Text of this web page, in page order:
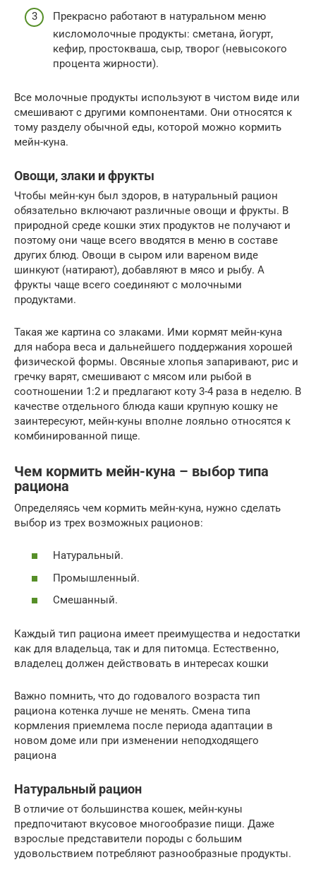
Прекрасно работают в натуральном меню
кисломолочные продукты: сметана, йогурт,
кефир, простокваша, сыр, творог (невысокого
процента жирности).
Все молочные продукты используют в чистом виде или
смешивают с другими компонентами. Они относятся к
тому разделу обычной еды, которой можно кормить
мейн-куна.
Овощи, злаки и фрукты
Чтобы мейн-кун был здоров, в натуральный рацион
обязательно включают различные овощи и фрукты. В
природной среде кошки этих продуктов не получают и
поэтому они чаще всего вводятся в меню в составе
других блюд. Овощи в сыром или вареном виде
шинкуют (натирают), добавляют в мясо и рыбу. А
фрукты чаще всего соединяют с молочными
продуктами.
Такая же картина со злаками. Ими кормят мейн-куна
для набора веса и дальнейшего поддержания хорошей
физической формы. Овсяные хлопья запаривают, рис и
гречку варят, смешивают с мясом или рыбой в
соотношении 1:2 и предлагают коту 3-4 раза в неделю. В
качестве отдельного блюда каши крупную кошку не
заинтересуют, мейн-куны вполне лояльно относятся к
комбинированной пище.
Чем кормить мейн-куна – выбор типа
рациона
Определяясь чем кормить мейн-куна, нужно сделать
выбор из трех возможных рационов:
Натуральный.
Промышленный.
Смешанный.
Каждый тип рациона имеет преимущества и недостатки
как для владельца, так и для питомца. Естественно,
владелец должен действовать в интересах кошки
Важно помнить, что до годовалого возраста тип
рациона котенка лучше не менять. Смена типа
кормления приемлема после периода адаптации в
новом доме или при изменении неподходящего
рациона
Натуральный рацион
В отличие от большинства кошек, мейн-куны
предпочитают вкусовое многообразие пищи. Даже
взрослые представители породы с большим
удовольствием потребляют разнообразные продукты.